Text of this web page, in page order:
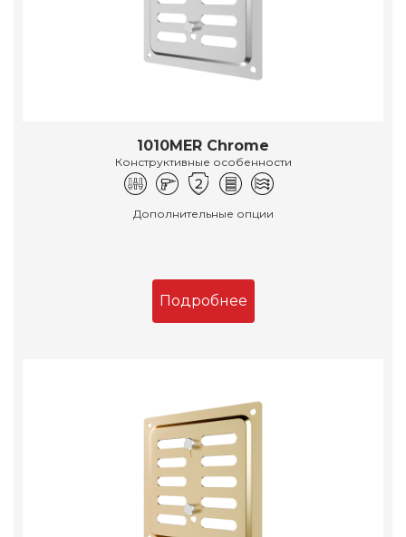
1010MER Chrome
Конструктивные особенности
Дополнительные опции
Подробнее